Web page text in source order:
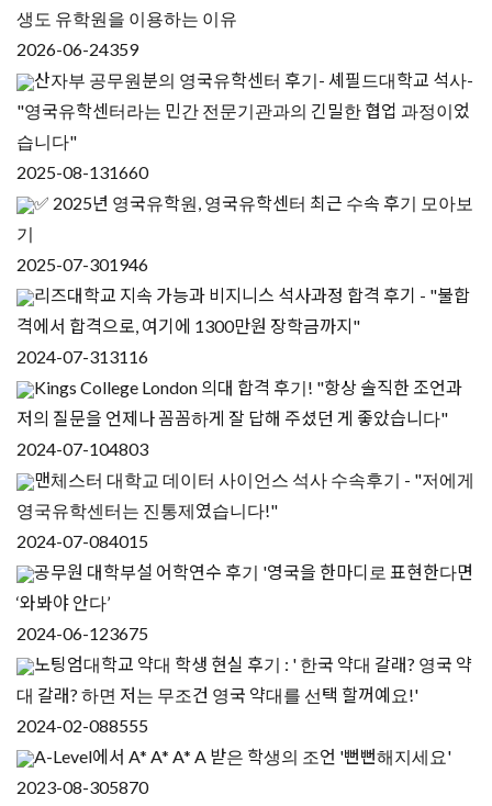
생도 유학원을 이용하는 이유
2026-06-24359
산자부 공무원분의 영국유학센터 후기- 셰필드대학교 석사-
"영국유학센터라는 민간 전문기관과의 긴밀한 협업 과정이었
습니다"
2025-08-131660
✅ 2025년 영국유학원, 영국유학센터 최근 수속 후기 모아보
기
2025-07-301946
리즈대학교 지속 가능과 비지니스 석사과정 합격 후기 - "불합
격에서 합격으로, 여기에 1300만원 장학금까지"
2024-07-313116
Kings College London 의대 합격 후기! "항상 솔직한 조언과
저의 질문을 언제나 꼼꼼하게 잘 답해 주셨던 게 좋았습니다"
2024-07-104803
맨체스터 대학교 데이터 사이언스 석사 수속후기 - "저에게
영국유학센터는 진통제였습니다!"
2024-07-084015
공무원 대학부설 어학연수 후기 '영국을 한마디로 표현한다면
‘와봐야 안다’
2024-06-123675
노팅엄대학교 약대 학생 현실 후기 : ' 한국 약대 갈래? 영국 약
대 갈래? 하면 저는 무조건 영국 약대를 선택 할꺼예요!'
2024-02-088555
A-Level에서 A* A* A* A 받은 학생의 조언 '뻔뻔해지세요'
2023-08-305870